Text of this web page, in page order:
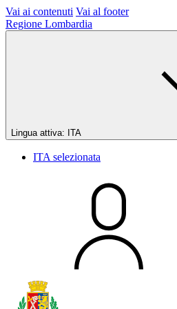
Vai ai contenuti Vai al footer
Regione Lombardia
Lingua attiva: ITA
ITA selezionata